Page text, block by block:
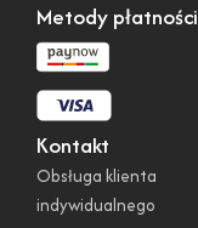
Kontakt
Obsługa klienta
indywidualnego
Metody płatności